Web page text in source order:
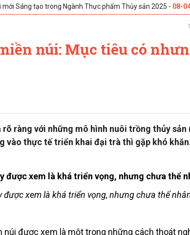
trong Ngành Thực phẩm Thủy sản 2025 -08-04-2025
núi: Mục tiêu có
ràng với những mô hình nuôi trồng thủy sản
vào thực tế triển khai đại trà thì gặp khó
được xem là khá triển vọng, nhưng chưa thể
núi được xem là một trong những cách thoát